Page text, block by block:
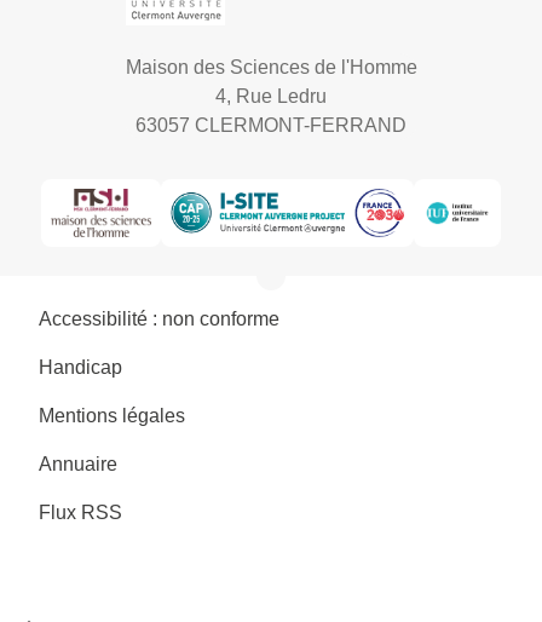
Maison des Sciences de l'Homme
4, Rue Ledru
63057 CLERMONT-FERRAND
Accessibilité : non conforme
Handicap
Mentions légales
Annuaire
Flux RSS